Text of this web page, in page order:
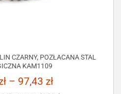
CZARNY, POZŁACANA STAL
KAM1109
– 97,43 zł